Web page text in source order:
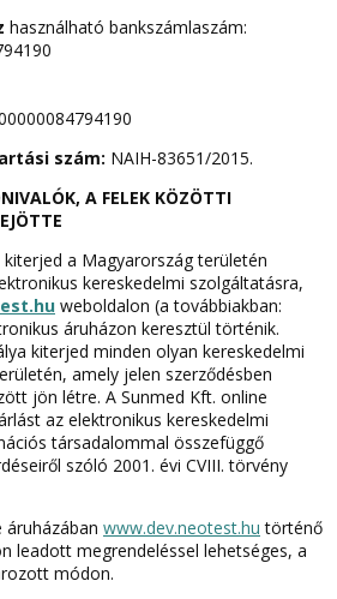
használható bankszámlaszám:
szám: NAIH-83651/2015.
A FELEK KÖZÖTTI
kiterjed a Magyarország területén
kereskedelmi szolgáltatásra,
weboldalon (a továbbiakban:
áruházon keresztül történik.
kiterjed minden olyan kereskedelmi
amely jelen szerződésben
jön létre. A Sunmed Kft. online
az elektronikus kereskedelmi
társadalommal összefüggő
szóló 2001. évi CVIII. törvény
áruházában www.dev.neotest.hu történő
leadott megrendeléssel lehetséges, a
módon.